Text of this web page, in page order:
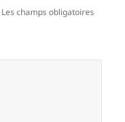
Les champs obligatoires